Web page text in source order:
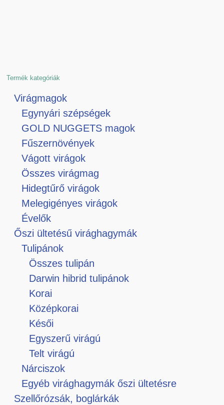
Termék kategóriák
Virágmagok
Egynyári szépségek
GOLD NUGGETS magok
Fűszernövények
Vágott virágok
Összes virágmag
Hidegtűrő virágok
Melegigényes virágok
Évelők
Őszi ültetésű virághagymák
Tulipánok
Összes tulipán
Darwin hibrid tulipánok
Korai
Középkorai
Késői
Egyszerű virágú
Telt virágú
Nárciszok
Egyéb virághagymák őszi ültetésre
Szellőrózsák, boglárkák